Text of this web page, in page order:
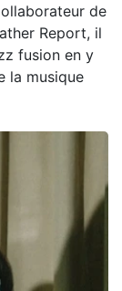
de
Report, il
fusion en y
la musique